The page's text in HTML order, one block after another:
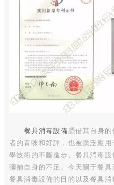
餐具消毒設備憑借其自身
者的青睞和好評，也被廣泛應
學技術的不斷進步。餐具消毒
彌補自身的不足。今天關于餐具
餐具消毒設備的目的以及餐具